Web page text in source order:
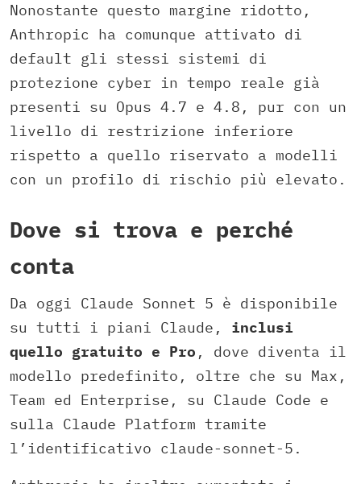
Nonostante questo margine ridotto,
Anthropic ha comunque attivato di
default gli stessi sistemi di
protezione cyber in tempo reale già
presenti su Opus 4.7 e 4.8, pur con un
livello di restrizione inferiore
rispetto a quello riservato a modelli
con un profilo di rischio più elevato.
Dove si trova e perché
conta
Da oggi Claude Sonnet 5 è disponibile
su tutti i piani Claude, inclusi
quello gratuito e Pro , dove diventa il
modello predefinito, oltre che su Max,
Team ed Enterprise, su Claude Code e
sulla Claude Platform tramite
l’identificativo claude-sonnet-5 .